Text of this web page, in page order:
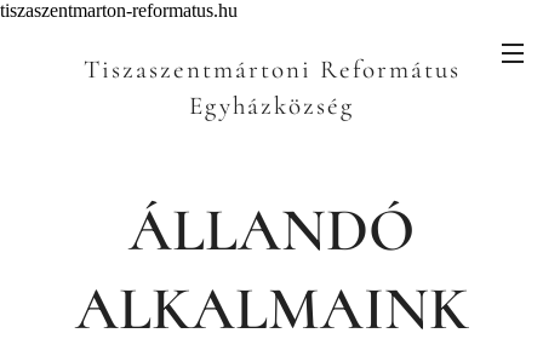
tiszaszentmarton-reformatus.hu
Tiszaszentmártoni Református
Egyházközség
ÁLLANDÓ
ALKALMAINK